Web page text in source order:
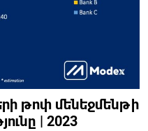
թոփ մենեջմենթի
| 2023